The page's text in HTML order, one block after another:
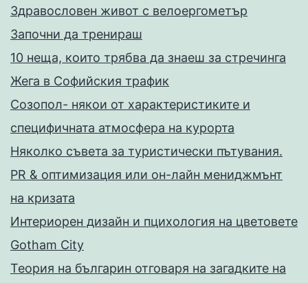
Здравословен живот с велоергометър
Запoчни да тренираш
10 неща, които трябва да знаеш за стречинга
Жега в Софийския трафик
Созопол- някои от характеристиките и
специфичната атмосфера на курорта
Няколко съвета за туристически пътувания.
PR & оптимизация или он-лайн мениджмънт
на кризата
Интериорен дизайн и пцихология на цветовете
Gotham City
Теория на българин отговаря на загадките на